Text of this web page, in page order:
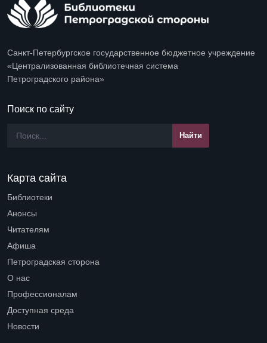
Санкт-Петербургское государственное бюджетное учреждение
«Централизованная библиотечная система
Петроградского района»
Поиск по сайту
Карта сайта
Библиотеки
Анонсы
Читателям
Афиша
Петроградская сторона
О нас
Профессионалам
Доступная среда
Новости